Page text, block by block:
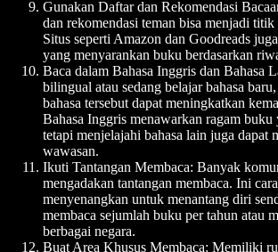
Gunakan Daftar dan Rekomendasi
dan rekomendasi teman bisa menjadi
Situs seperti Amazon dan Goodreads
yang menyarankan buku berdasarkan
Baca dalam Bahasa Inggris dan Bahasa
bilingual atau sedang belajar bahasa
bahasa tersebut dapat meningkatkan
Bahasa Inggris menawarkan ragam buku
tetapi menjelajahi bahasa lain juga dapat
wawasan.
Ikuti Tantangan Membaca: Banyak
mengadakan tantangan membaca. Ini
menyenangkan untuk menantang diri
membaca sejumlah buku per tahun atau
berbagai negara.
Buat Area Khusus Membaca: Memiliki